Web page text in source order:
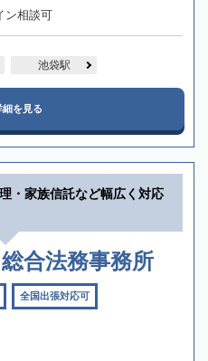
ン相談可
池袋駅
細を見る
・家族信託など幅広く対応
合法務事務所
全国出張対応可